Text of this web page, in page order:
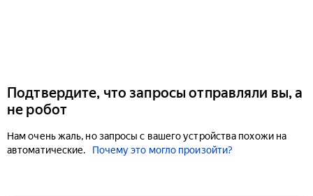
Подтвердите, что запросы отправляли вы, а
не робот
Нам очень жаль, но запросы с вашего устройства похожи на
автоматические.
Почему это могло произойти?